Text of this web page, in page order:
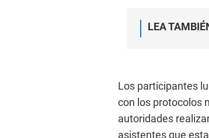
LEA
Los participantes
con los protocolos
autoridades
asistentes que